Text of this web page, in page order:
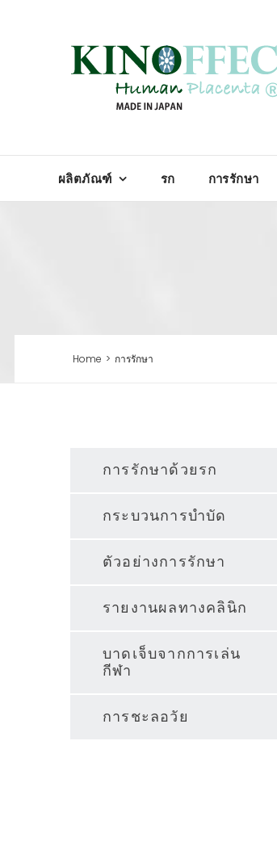
ผลิตภัณฑ์ รก การรักษา
Home > การรักษา
การรักษาด้วยรก
กระบวนการบำบัด
ตัวอย่างการรักษา
รายงานผลทางคลินิก
บาดเจ็บจากการเล่น
กีฬา
การชะลอวัย